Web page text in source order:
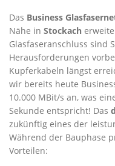
Das Business
Nähe in Stockach
Glasfaseranschluss sind
Herausforderungen
Kupferkabeln längst
wir bereits heute
10.000 MBit/s an, was
Sekunde entspricht! Das
zukünftig eines der
Während der Bauphase
Vorteilen: